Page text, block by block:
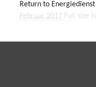
Return to Energiedienst
Februar 2017 Full size is